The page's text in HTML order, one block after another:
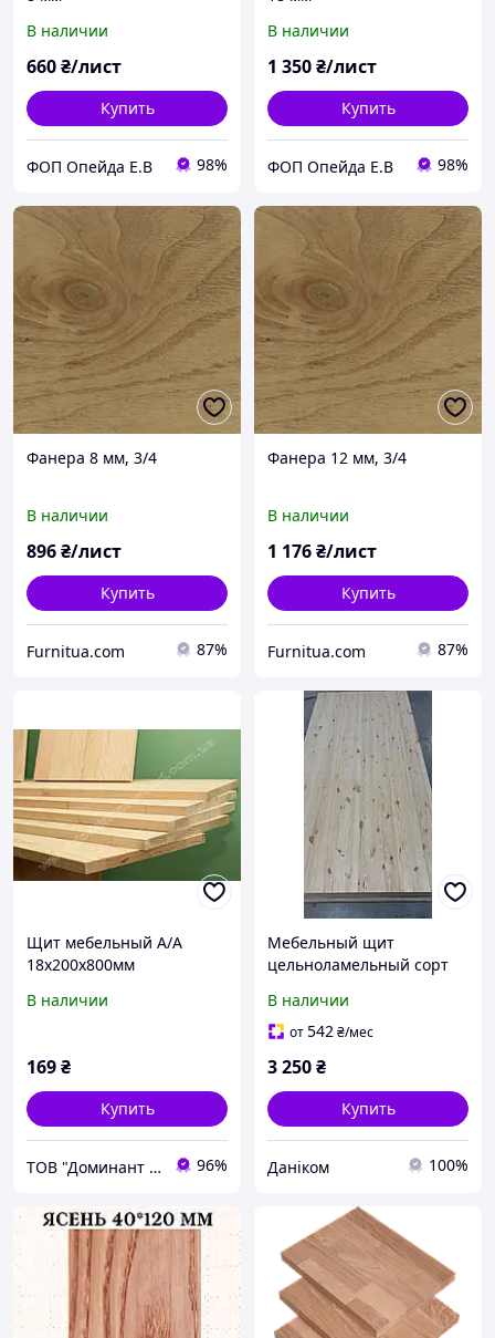
В наличии
660₴/лист
Купить
ФОП Опейда Е.В 98%
В наличии
1 350₴/лист
Купить
ФОП Опейда Е.В 98%
Фанера 8 мм, 3/4
В наличии
896₴/лист
Купить
Furnitua.com 87%
Фанера 12 мм, 3/4
В наличии
1 176₴/лист
Купить
Furnitua.com 87%
Щит мебельный А/А
18х200х800мм
В наличии
169₴
Купить
ТОВ "Доминант - Вуд" 96%
Мебельный щит
цельноламельный сорт
В наличии
от542₴/мес
3 250₴
Купить
Даніком 100%